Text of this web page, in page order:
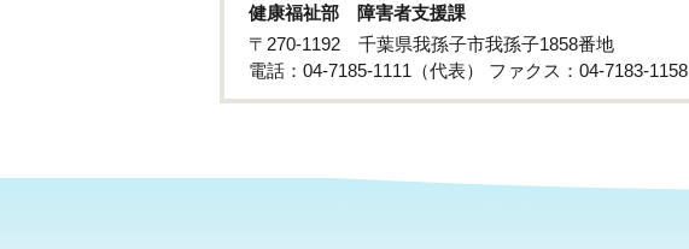
健康福祉部 障害者支援課
〒270-1192 千葉県我孫子市我孫子1858番地
電話：04-7185-1111（代表） ファクス：04-7183-1158